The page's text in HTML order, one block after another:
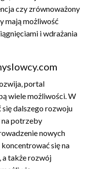
czy zrównoważony
mają możliwość
i wdrażania
portal
wiele możliwości. W
się dalszego rozwoju
potrzeby
nowych
się na
a także rozwój